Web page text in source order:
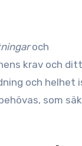
och
krav och
och helhet
som